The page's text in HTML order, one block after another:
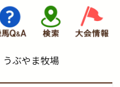
うぶやま牧場